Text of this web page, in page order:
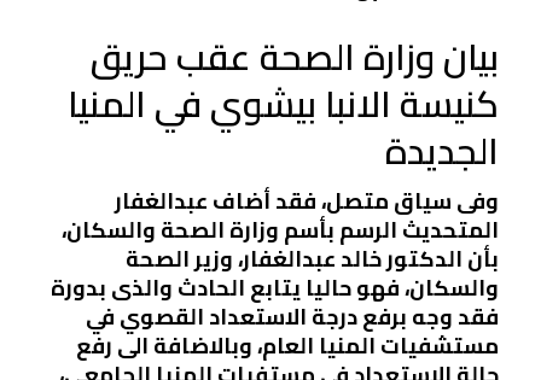
بيان وزارة الصحة عقب حريق
كنيسة الانبا بيشوي في المنيا
الجديدة
وفى سياق متصل، فقد أضاف عبدالغفار
المتحديث الرسم بأسم وزارة الصحة والسكان،
بأن الدكتور خالد عبدالغفار، وزير الصحة
والسكان، فهو حاليا يتابع الحادث والذى بدورة
فقد وجه برفع درجة الاستعداد القصوي في
مستشفيات المنيا العام، وبالاضافة الى رفع